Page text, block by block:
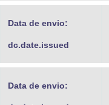
Data de envio:
dc.date.issued
Data de envio: